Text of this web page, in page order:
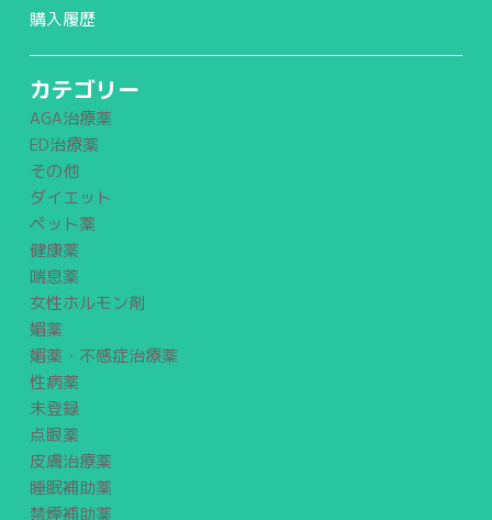
購入履歴
カテゴリー
AGA治療薬
ED治療薬
その他
ダイエット
ペット薬
健康薬
喘息薬
女性ホルモン剤
媚薬
媚薬・不感症治療薬
性病薬
未登録
点眼薬
皮膚治療薬
睡眠補助薬
禁煙補助薬